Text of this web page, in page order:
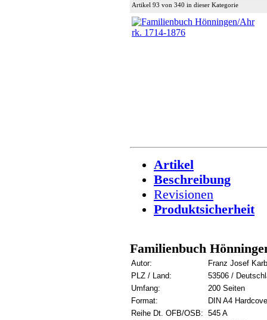
Artikel 93 von 340 in dieser Kategorie
Artikel
Beschreibung
Revisionen
Produktsicherheit
Familienbuch
Autor:
Franz Josef
PLZ / Land:
53506 /
Umfang:
200 Seiten
Format:
DIN A4
Reihe Dt. OFB/OSB: 545 A